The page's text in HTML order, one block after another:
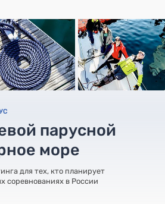
парусной
море
для тех, кто планирует
соревнованиях в России